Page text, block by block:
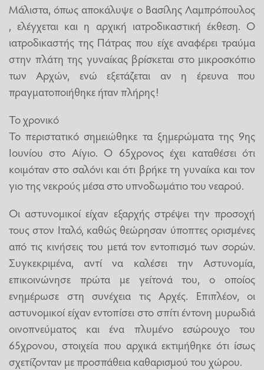
Μάλιστα, όπως αποκάλυψε ο Βασίλης Λαμπρόπουλος
, ελέγχεται και η αρχική ιατροδικαστική έκθεση. Ο
ιατροδικαστής της Πάτρας που είχε αναφέρει τραύμα
στην πλάτη της γυναίκας βρίσκεται στο μικροσκόπιο
των Αρχών, ενώ εξετάζεται αν η έρευνα που
πραγματοποιήθηκε ήταν πλήρης!
Το χρονικό
Το περιστατικό σημειώθηκε τα ξημερώματα της 9ης
Ιουνίου στο Αίγιο. Ο 65χρονος έχει καταθέσει ότι
κοιμόταν στο σαλόνι και ότι βρήκε τη γυναίκα και τον
γιο της νεκρούς μέσα στο υπνοδωμάτιο του νεαρού.
Οι αστυνομικοί είχαν εξαρχής στρέψει την προσοχή
τους στον Ιταλό, καθώς θεώρησαν ύποπτες ορισμένες
από τις κινήσεις του μετά τον εντοπισμό των σορών.
Συγκεκριμένα, αντί να καλέσει την Αστυνομία,
επικοινώνησε πρώτα με γείτονά του, ο οποίος
ενημέρωσε στη συνέχεια τις Αρχές. Επιπλέον, οι
αστυνομικοί είχαν εντοπίσει στο σπίτι έντονη μυρωδιά
οινοπνεύματος και ένα πλυμένο εσώρουχο του
65χρονου, στοιχεία που αρχικά εκτιμήθηκε ότι ίσως
σχετίζονταν με προσπάθεια καθαρισμού του χώρου.